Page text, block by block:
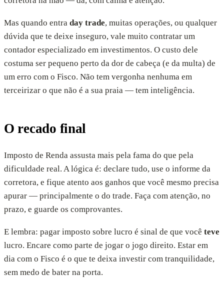
Mas quando entra day trade, muitas operações, ou qualquer
dúvida que te deixe inseguro, vale muito contratar um
contador especializado em investimentos. O custo dele
costuma ser pequeno perto da dor de cabeça (e da multa) de
um erro com o Fisco. Não tem vergonha nenhuma em
terceirizar o que não é a sua praia — tem inteligência.
O recado final
Imposto de Renda assusta mais pela fama do que pela
dificuldade real. A lógica é: declare tudo, use o informe da
corretora, e fique atento aos ganhos que você mesmo precisa
apurar — principalmente o do trade. Faça com atenção, no
prazo, e guarde os comprovantes.
E lembra: pagar imposto sobre lucro é sinal de que você teve
lucro. Encare como parte de jogar o jogo direito. Estar em
dia com o Fisco é o que te deixa investir com tranquilidade,
sem medo de bater na porta.